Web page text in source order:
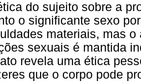
do sujeito sobre a
o significante sexo
materiais, mas
sexuais é mantida
revela uma ética
que o corpo pode